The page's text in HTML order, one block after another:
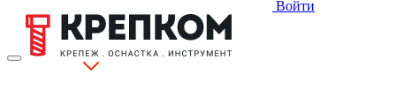
Войти